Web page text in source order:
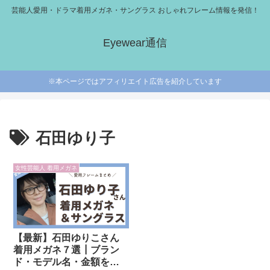
芸能人愛用・ドラマ着用メガネ・サングラス おしゃれフレーム情報を発信！
Eyewear通信
※本ページではアフィリエイト広告を紹介しています
石田ゆり子
女性芸能人 着用メガネ
【最新】石田ゆりこさん
着用メガネ７選┃ブラン
ド・モデル名・金額を徹